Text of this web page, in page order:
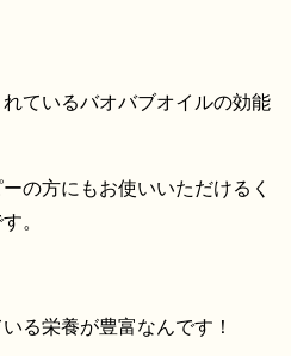
ているバオバブオイルの効能
の方にもお使いいただけるく
。
る栄養が豊富なんです！